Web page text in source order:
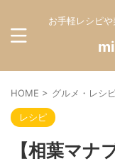
お手軽レシピ
HOME > グルメ・レシ
レシピ
【相葉マナ